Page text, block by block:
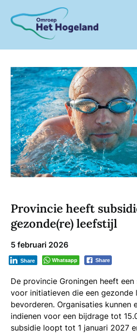
content
Provincie heeft
gezonde(re) leefstijl
5 februari 2026
Whatsapp Share
Share
De provincie Groningen heeft een
voor initiatieven die een gezonde
bevorderen. Organisaties kunnen
indienen voor een bijdrage tot
subsidie loopt tot 1 januari 2027